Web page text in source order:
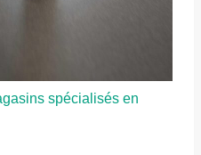
spécialisés en